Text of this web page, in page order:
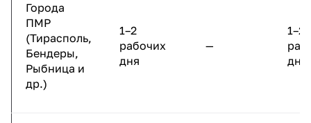
Города
ПМР
(Тирасполь,
Бендеры,
Рыбница и
др.)
1–2
рабочих
дня
—
1–2
дня